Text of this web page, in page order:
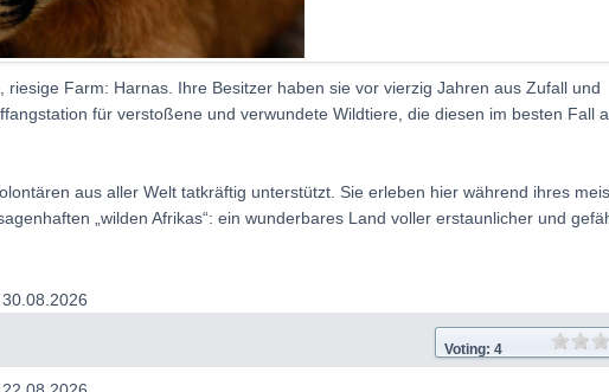
Farm: Harnas. Ihre Besitzer haben sie vor vierzig Jahren aus Zufall und
für verstoßene und verwundete Wildtiere, die diesen im besten Fall
aus aller Welt tatkräftig unterstützt. Sie erleben hier während ihres
„wilden Afrikas“: ein wunderbares Land voller erstaunlicher und
Voting: 4